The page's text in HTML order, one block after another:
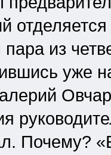
из
уже
Почему?